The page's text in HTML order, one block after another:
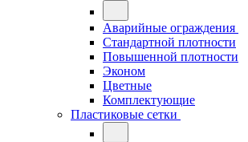
Аварийные ограждения
Стандартной плотности
Повышенной плотности
Эконом
Цветные
Комплектующие
Пластиковые сетки